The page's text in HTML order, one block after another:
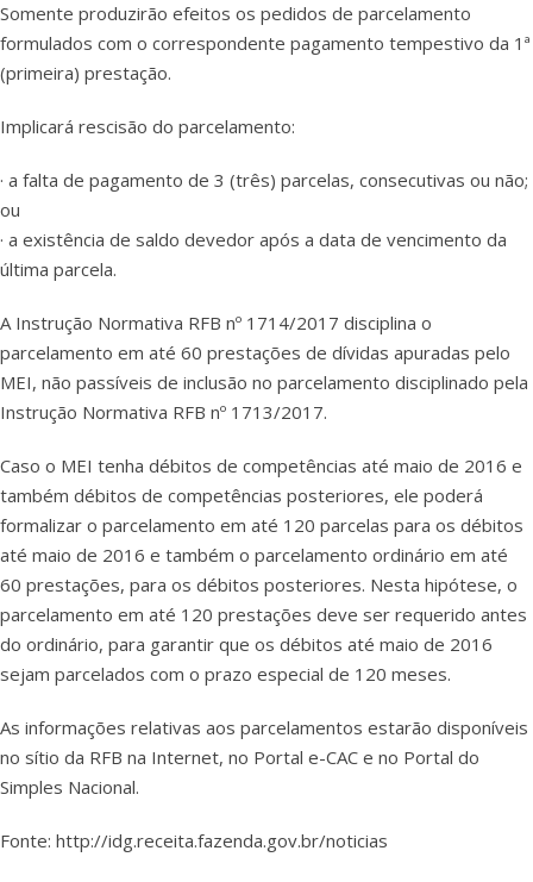
Somente produzirão efeitos os pedidos de parcelamento
formulados com o correspondente pagamento tempestivo da 1ª
(primeira) prestação.
Implicará rescisão do parcelamento:
· a falta de pagamento de 3 (três) parcelas, consecutivas ou não;
ou
· a existência de saldo devedor após a data de vencimento da
última parcela.
A Instrução Normativa RFB nº 1714/2017 disciplina o
parcelamento em até 60 prestações de dívidas apuradas pelo
MEI, não passíveis de inclusão no parcelamento disciplinado pela
Instrução Normativa RFB nº 1713/2017.
Caso o MEI tenha débitos de competências até maio de 2016 e
também débitos de competências posteriores, ele poderá
formalizar o parcelamento em até 120 parcelas para os débitos
até maio de 2016 e também o parcelamento ordinário em até
60 prestações, para os débitos posteriores. Nesta hipótese, o
parcelamento em até 120 prestações deve ser requerido antes
do ordinário, para garantir que os débitos até maio de 2016
sejam parcelados com o prazo especial de 120 meses.
As informações relativas aos parcelamentos estarão disponíveis
no sítio da RFB na Internet, no Portal e-CAC e no Portal do
Simples Nacional.
Fonte: http://idg.receita.fazenda.gov.br/noticias